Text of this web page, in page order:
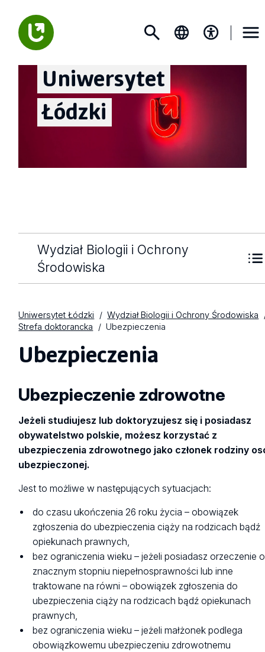
Uniwersytet
Łódzki
Wydział Biologii i Ochrony
Środowiska
Uniwersytet Łódzki
Wydział Biologii i Ochrony Środowiska
Strefa doktorancka
Ubezpieczenia
Ubezpieczenia
Ubezpieczenie zdrowotne
Jeżeli studiujesz lub doktoryzujesz się i posiadasz
obywatelstwo polskie, możesz korzystać z
ubezpieczenia zdrowotnego jako członek rodziny
ubezpieczonej.
Jest to możliwe w następujących sytuacjach:
do czasu ukończenia 26 roku życia – obowiązek
zgłoszenia do ubezpieczenia ciąży na rodzicach bądź
opiekunach prawnych,
bez ograniczenia wieku – jeżeli posiadasz orzeczenie o
znacznym stopniu niepełnosprawności lub inne
traktowane na równi – obowiązek zgłoszenia do
ubezpieczenia ciąży na rodzicach bądź opiekunach
prawnych,
bez ograniczenia wieku – jeżeli małżonek podlega
obowiązkowemu ubezpieczeniu zdrowotnemu